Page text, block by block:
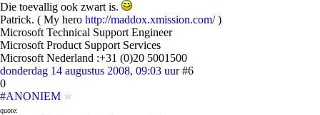
Die toevallig ook zwart is.
Patrick. ( My hero http://maddox.xmission.com/)
Microsoft Technical Support Engineer
Microsoft Product Support Services
Microsoft Nederland :+31 (0)20 5001500
donderdag 14 augustus 2008, 09:03 uur #6
0
#ANONIEM
quote: